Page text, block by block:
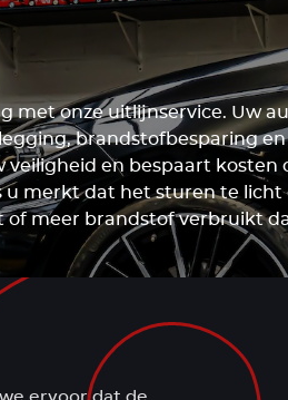
met onze uitlijnservice. Uw
brandstofbesparing
veiligheid en bespaart kosten
merkt dat het sturen te licht
of meer brandstof verbruikt